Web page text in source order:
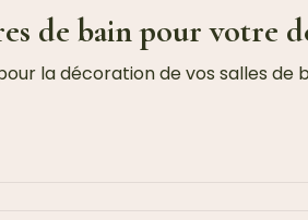
de bain pour votre
la décoration de vos salles de